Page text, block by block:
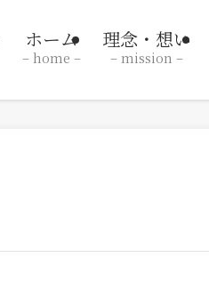
ホーム
– home –
理念・想い
– mission –